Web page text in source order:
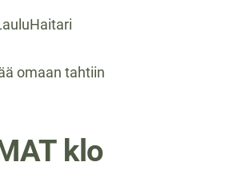
omaan tahtiin
klo